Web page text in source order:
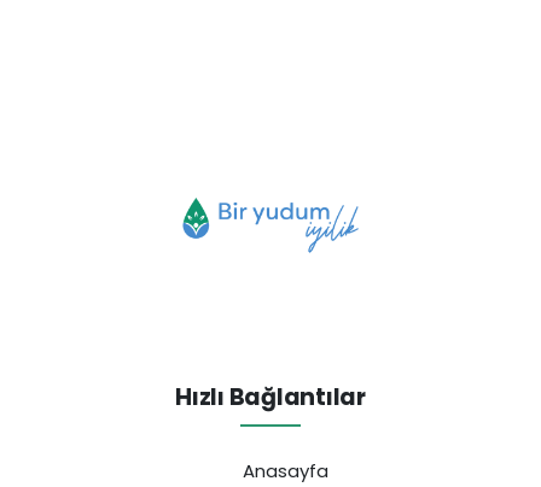
Hızlı Bağlantılar
Anasayfa